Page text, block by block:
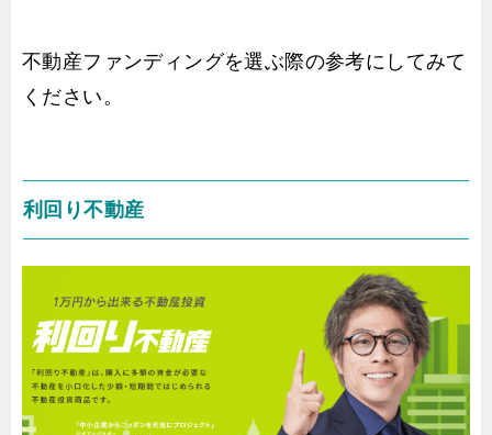
不動産ファンディングを選ぶ際の参考にしてみて
ください。
利回り不動産